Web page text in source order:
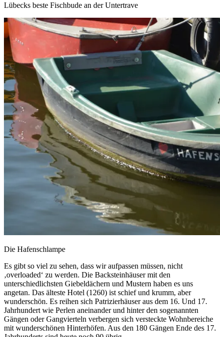
Lübecks beste Fischbude an der Untertrave
Die Hafenschlampe
Es gibt so viel zu sehen, dass wir aufpassen müssen, nicht
‚overloaded‘ zu werden. Die Backsteinhäuser mit den
unterschiedlichsten Giebeldächern und Mustern haben es uns
angetan. Das älteste Hotel (1260) ist schief und krumm, aber
wunderschön. Es reihen sich Patrizierhäuser aus dem 16. Und 17.
Jahrhundert wie Perlen aneinander und hinter den sogenannten
Gängen oder Gangvierteln verbergen sich versteckte Wohnbereiche
mit wunderschönen Hinterhöfen. Aus den 180 Gängen Ende des 17.